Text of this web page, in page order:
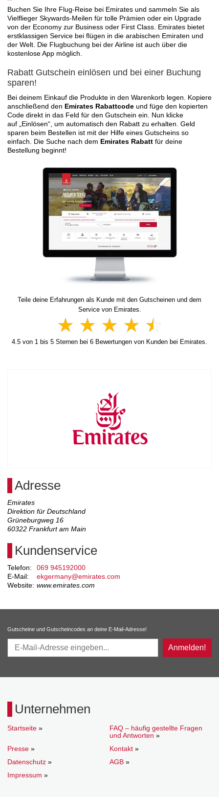
Buchen Sie Ihre Flug-Reise bei Emirates und sammeln Sie als
Vielflieger Skywards-Meilen für tolle Prämien oder ein Upgrade
von der Economy zur Business oder First Class. Emirates bietet
erstklassigen Service bei flügen in die arabischen Emiraten und
der Welt. Die Flugbuchung bei der Airline ist auch über die
kostenlose App möglich.
Rabatt Gutschein einlösen und bei einer Buchung
sparen!
Bei deinem Einkauf die Produkte in den Warenkorb legen. Kopiere
anschließend den Emirates Rabattcode und füge den kopierten
Code direkt in das Feld für den Gutschein ein. Nun klicke
auf „Einlösen“, um automatisch den Rabatt zu erhalten. Geld
sparen beim Bestellen ist mit der Hilfe eines Gutscheins so
einfach. Die Suche nach dem Emirates Rabatt für deine
Bestellung beginnt!
Teile deine Erfahrungen als Kunde mit den Gutscheinen und dem
Service von Emirates.
4.5 von 1 bis 5 Sternen bei 6 Bewertungen von Kunden bei Emirates.
Adresse
Emirates
Direktion für Deutschland
Grüneburgweg 16
60322 Frankfurt am Main
Kundenservice
Telefon:
069 945192000
E-Mail:
ekgermany@emirates.com
Website: www.emirates.com
Gutscheine und Gutscheincodes an deine E-Mail-Adresse!
Anmelden!
Unternehmen
Startseite »
FAQ – häufig gestellte Fragen
und Antworten »
Presse » Kontakt »
Datenschutz » AGB »
Impressum »